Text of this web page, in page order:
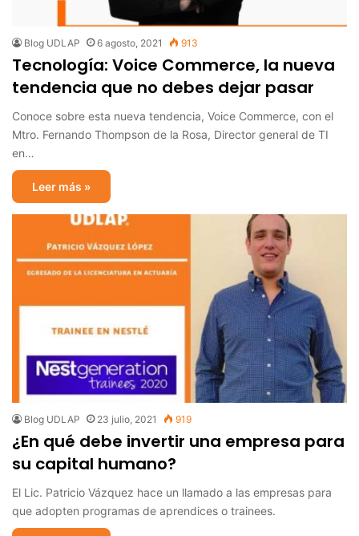
Blog UDLAP 6 agosto, 2021 913
Tecnología: Voice Commerce, la nueva
tendencia que no debes dejar pasar
Conoce sobre esta nueva tendencia, Voice Commerce, con el
Mtro. Fernando Thompson de la Rosa, Director general de TI
en…
Leer más »
Blog UDLAP 23 julio, 2021 919
¿En qué debe invertir una empresa para
su capital humano?
El Lic. Patricio Vázquez hace un llamado a las empresas para
que adopten programas de aprendices o trainees.